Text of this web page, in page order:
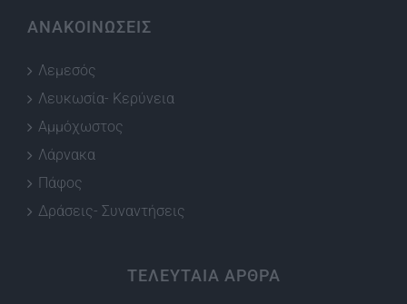
ΑΝΑΚΟΙΝΩΣΕΙΣ
Λεμεσός
Λευκωσία- Κερύνεια
Αμμόχωστος
Λάρνακα
Πάφος
Δράσεις- Συναντήσεις
ΤΕΛΕΥΤΑΙΑ ΑΡΘΡΑ